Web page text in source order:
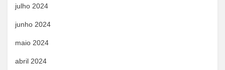
julho 2024
junho 2024
maio 2024
abril 2024